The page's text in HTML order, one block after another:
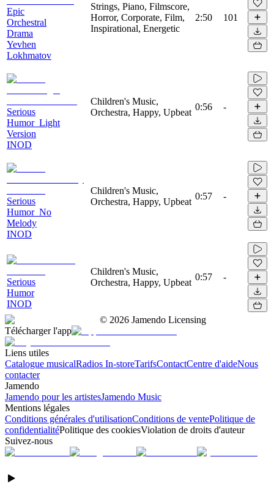
Epic
Orchestral
Drama
Yevhen
Lokhmatov
Strings, Piano, Filmscore,
Horror, Corporate, Film,
Inspirational, Energetic
2:50 101
Serious
Humor_Light
Version
INOD
Children's Music,
Orchestra, Happy, Upbeat
0:56 -
Serious
Humor_No
Melody
INOD
Children's Music,
Orchestra, Happy, Upbeat
0:57 -
Serious
Humor
INOD
Children's Music,
Orchestra, Happy, Upbeat
0:57 -
© 2026 Jamendo Licensing
Télécharger l'app
Liens utiles
Catalogue musicalRadios In-storeTarifsContactCentre d'aideNous
contacter
Jamendo
Jamendo pour les artistesJamendo Music
Mentions légales
Conditions générales d'utilisationConditions de ventePolitique de
confidentialitéPolitique des cookiesViolation de droits d'auteur
Suivez-nous